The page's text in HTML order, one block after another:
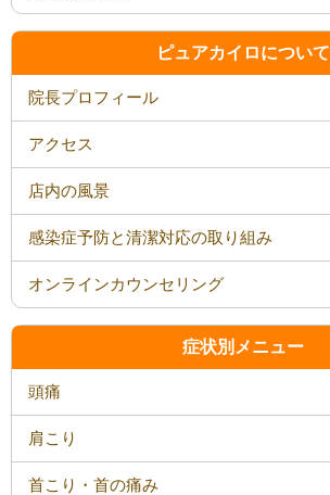
ピュアカイロについて
院長プロフィール
アクセス
店内の風景
感染症予防と清潔対応の取り組み
オンラインカウンセリング
症状別メニュー
頭痛
肩こり
首こり・首の痛み